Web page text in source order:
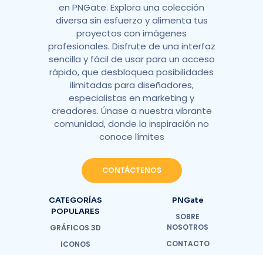
en PNGate. Explora una colección
diversa sin esfuerzo y alimenta tus
proyectos con imágenes
profesionales. Disfrute de una interfaz
sencilla y fácil de usar para un acceso
rápido, que desbloquea posibilidades
ilimitadas para diseñadores,
especialistas en marketing y
creadores. Únase a nuestra vibrante
comunidad, donde la inspiración no
conoce límites
CONTÁCTENOS
CATEGORÍAS
POPULARES
GRÁFICOS 3D
ICONOS
PNGate
SOBRE
NOSOTROS
CONTACTO